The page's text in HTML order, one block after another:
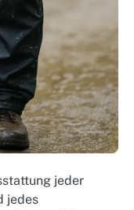
jeder
jedes